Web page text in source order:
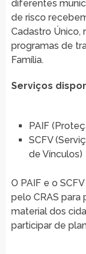
diferentes
de risco
Cadastro Único,
programas de
Família.
Serviços
PAIF
SCFV
de Vínculos)
O PAIF e o
pelo CRAS
material dos
participar de